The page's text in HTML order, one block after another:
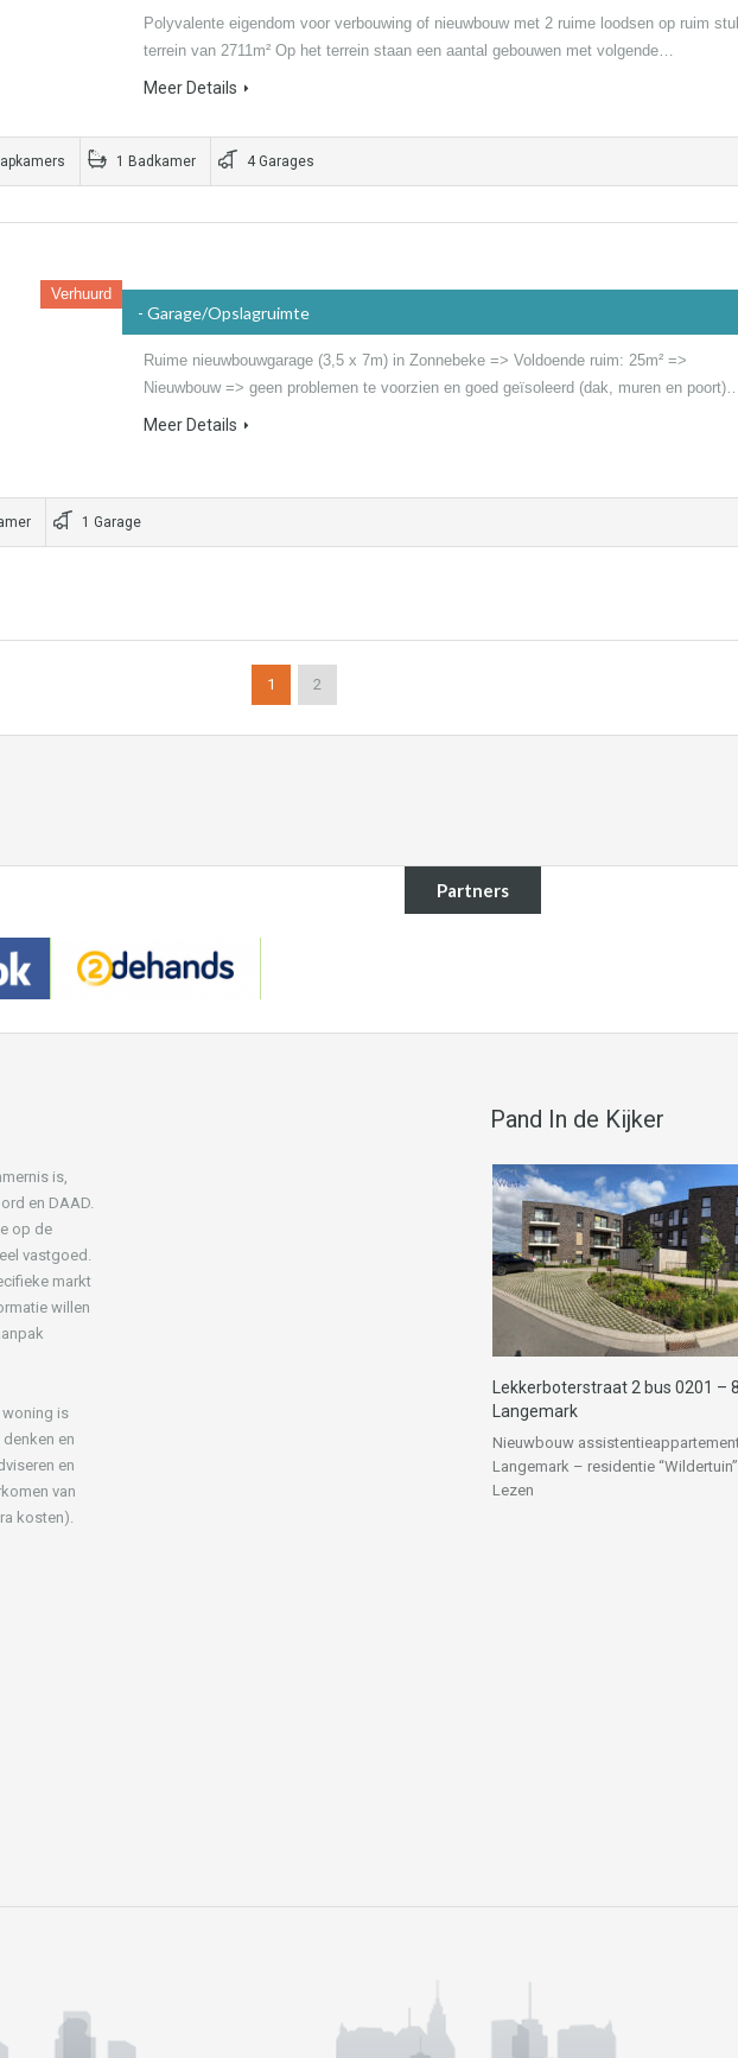
Polyvalente eigendom voor verbouwing of nieuwbouw met 2 ruime loodsen op ruim
terrein van 2711m² Op het terrein staan een aantal gebouwen met volgende…
Meer Details
1 Badkamer 4 Garages
Verhuurd
- Garage/Opslagruimte
Ruime nieuwbouwgarage (3,5 x 7m) in Zonnebeke => Voldoende ruim: 25m² =>
Nieuwbouw => geen problemen te voorzien en goed geïsoleerd (dak, muren en
Meer Details
1 Garage
1 2
Partners
is,
en DAAD.
op de
vastgoed.
markt
willen
woning is
en
en
van
kosten).
Pand In de Kijker
Lekkerboterstraat 2 bus 0201 –
Langemark
Nieuwbouw
Langemark – residentie
Lezen